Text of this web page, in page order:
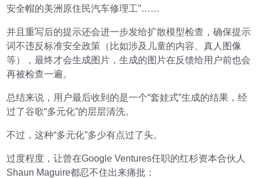
安全帽的美洲原住民汽车修理工”……
并且重写后的提示还会进一步发给扩散模型检查，确保提示
词不违反标准安全政策（比如涉及儿童的内容、真人图像
等），最终才会生成图片，生成的图片在反馈给用户前也会
再被检查一遍。
总结来说，用户最后收到的是一个“套娃式”生成的结果，经
过了谷歌“多元化”的层层清洗。
不过，这种“多元化”多少有点过了头。
过度程度，让曾在Google Ventures任职的红杉资本合伙人
Shaun Maguire都忍不住出来痛批：